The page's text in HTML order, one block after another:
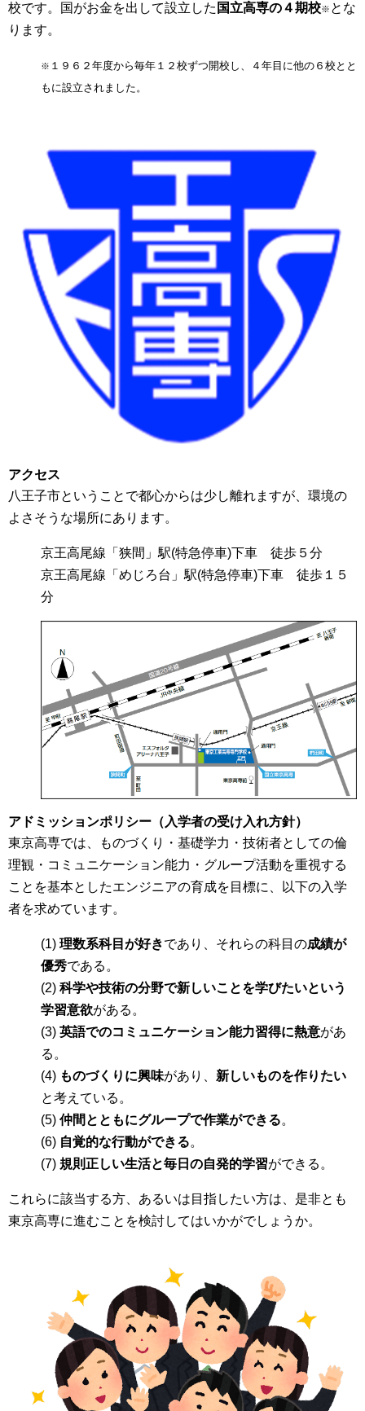
校です。国がお金を出して設立した 国立高専の４期校※ とな
ります。
※ １９６２年度から毎年１２校ずつ開校し、４年目に他の６校とと
もに設立されました。
アクセス
八王子市ということで都心からは少し離れますが、環境の
よさそうな場所にあります。
京王高尾線「狭間」駅(特急停車)下車 徒歩５分
京王高尾線「めじろ台」駅(特急停車)下車 徒歩１５
分
アドミッションポリシー（入学者の受け入れ方針）
東京高専では、ものづくり・基礎学力・技術者としての倫
理観・コミュニケーション能力・グループ活動を重視する
ことを基本としたエンジニアの育成を目標に、以下の入学
者を求めています。
(1) 理数系科目が好きであり、それらの科目の成績が
優秀である。
(2) 科学や技術の分野で新しいことを学びたいという
学習意欲がある。
(3) 英語でのコミュニケーション能力習得に熱意があ
る。
(4) ものづくりに興味があり、 新しいものを作りたい
と考えている。
(5) 仲間とともにグループで作業ができる。
(6) 自覚的な行動ができる。
(7) 規則正しい生活と毎日の自発的学習ができる。
これらに該当する方、あるいは目指したい方は、是非とも
東京高専に進むことを検討してはいかがでしょうか。